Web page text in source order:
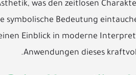
was den zeitlosen
Bedeutung
Einblick in moderne
Anwendungen dieses